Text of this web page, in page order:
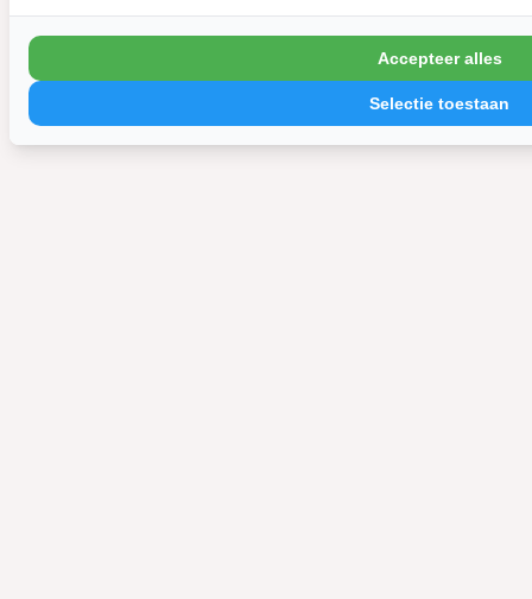
Selectie toestaan
Accepteer alles